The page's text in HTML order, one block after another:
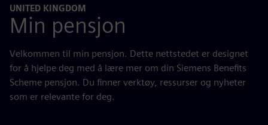
UNITED KINGDOM
Min pensjon
Velkommen til min pensjon. Dette nettstedet er designet
for å hjelpe deg med å lære mer om din Siemens Benefits
Scheme pensjon. Du finner verktøy, ressurser og nyheter
som er relevante for deg.